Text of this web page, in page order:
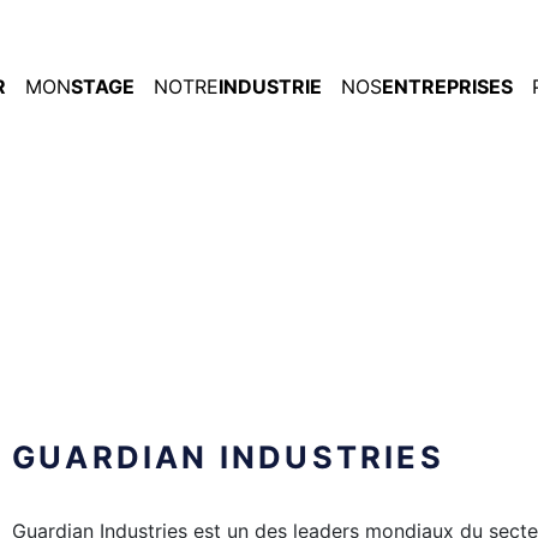
MONSTAGE NOTREINDUSTRIE NOSENTREPRISES
GUARDIAN INDUSTRIES
Guardian Industries est un des leaders mondiaux du